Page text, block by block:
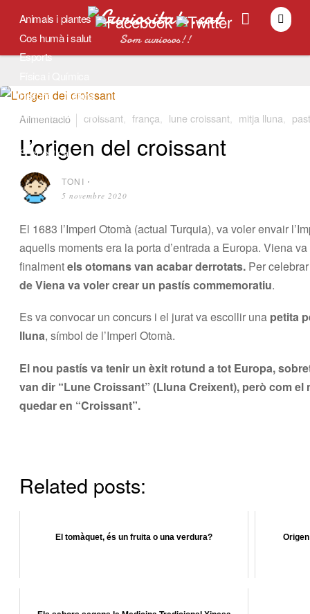
Som curiosos!!
Animals i plantes
Cos humà i salut
Esports
Història
Natura
Univers i Astronomia
SocPetit.cat
Alimentació croissant, frança lune croissant, mitja lluna
L’origen del croissant
TONI ⋅
5 novembre 2020
El 1683 l’Imperi Otomà (actual Turquia), va voler envair
aquells moments era la porta d’entrada a Europa. Viena
finalmentels otomans van acabar derrotats. Per
de Viena va voler crear un pastís commemoratiu.
Es va convocar un concurs i el jurat va escollir una petita
lluna, símbol de l’Imperi Otomà.
El nou pastís va tenir un èxit rotund a tot Europa,
van dir “Lune Croissant” (Lluna Creixent), però com el
quedar en “Croissant”.
Related posts:
El tomàquet, és un fruita o una verdura?